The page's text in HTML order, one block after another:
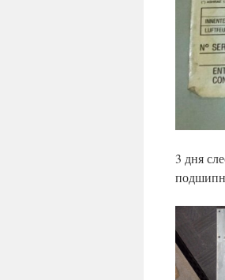
3 дня